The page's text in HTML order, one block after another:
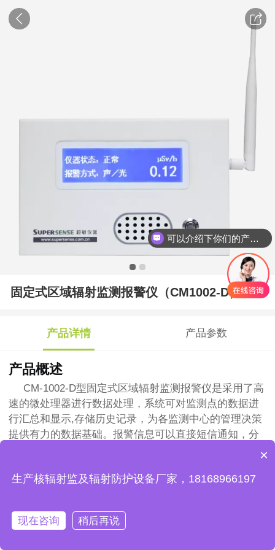
固定式区域辐射监测报警仪（CM1002-D）
产品详情 产品参数
产品概述
CM-1002-D型固定式区域辐射监测报警仪是采用了高
速的微处理器进行数据处理，系统可对监测点的数据进
行汇总和显示,存储历史记录，为各监测中心的管理决策
提供有力的数据基础。报警信息可以直接短信通知，分
级预警，直接通知相关责任人。通过测量X-γ辐射剂量率
品、水、生活用品等辐射剂量率测量；建筑物辐射剂量
产品特点
可以介绍下你们的产品么？
×
生产核辐射监及辐射防护设备厂家，18168966197
现在咨询
稍后再说
在线咨询